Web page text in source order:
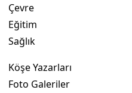
Çevre
Eğitim
Sağlık
Köşe Yazarları
Foto Galeriler